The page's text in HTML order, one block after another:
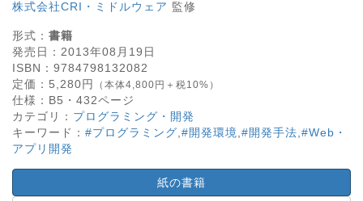
株式会社CRI・ミドルウェア 監修
形式： 書籍
発売日： 2013年08月19日
ISBN： 9784798132082
定価： 5,280円 （本体4,800円＋税10%）
仕様： B5・ 432ページ
カテゴリ： プログラミング・開発
キーワード： #プログラミング #開発環境 #開発手法 #Web・
アプリ開発
紙の書籍